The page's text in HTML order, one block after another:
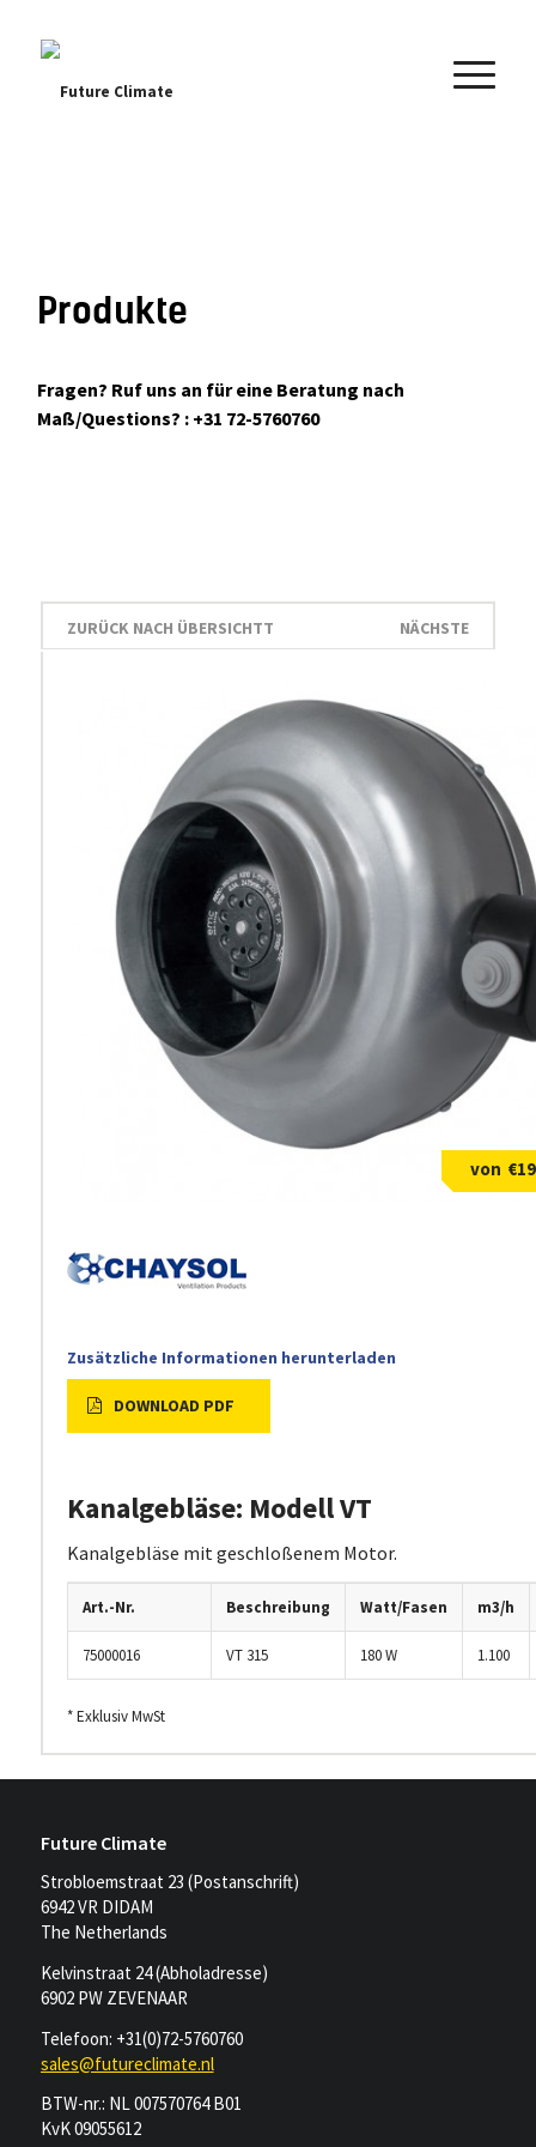
Produkte
Fragen? Ruf uns an für eine Beratung nach
Maß/Questions? : +31 72-5760760
ZURÜCK NACH ÜBERSICHTT NÄCHSTE
€
Zusätzliche Informationen herunterladen
DOWNLOAD PDF
Kanalgebläse: Modell VT
Kanalgebläse mit geschloßenem Motor.
Art.-Nr. Beschreibung Watt/Fasen m3/h
75000016 VT 315 180 W 1.100
* Exklusiv MwSt
Future Climate
Strobloemstraat 23 (Postanschrift)
6942 VR DIDAM
The Netherlands
Kelvinstraat 24 (Abholadresse)
6902 PW ZEVENAAR
Telefoon: +31(0)72-5760760
sales@futureclimate.nl
BTW-nr.: NL 007570764 B01
KvK 09055612